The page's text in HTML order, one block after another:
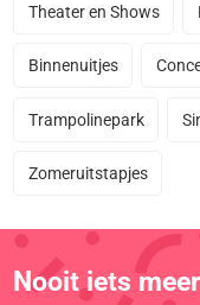
Theater en Shows
Binnenuitjes
Trampolinepark
Zomeruitstapjes
Nooit iets